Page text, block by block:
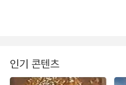
인기 콘텐츠